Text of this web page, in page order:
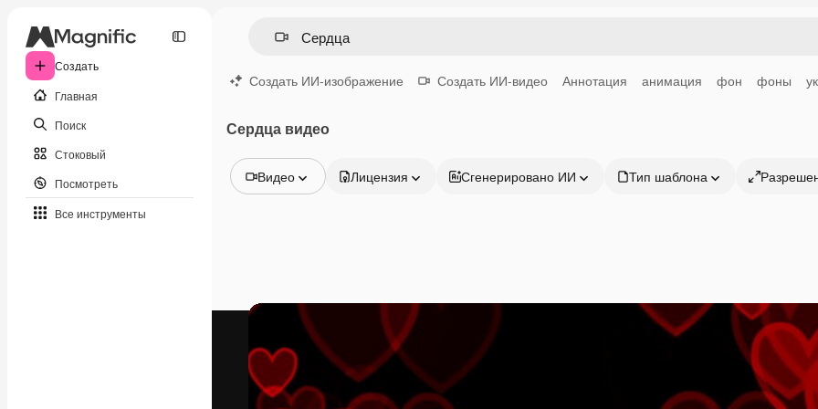
Создать
Главная
Поиск
Стоковый
Посмотреть
Все инструменты
Создать ИИ-изображение Создать ИИ-видео Аннотация анимация фон фоны
Сердца видео
Видео
Видео
Видеоролик
Моушн-дизайн
Видеошаблоны
Иконки
3D-модели
Шрифты
Лицензия Сгенерировано ИИ Тип шаблона
Начать